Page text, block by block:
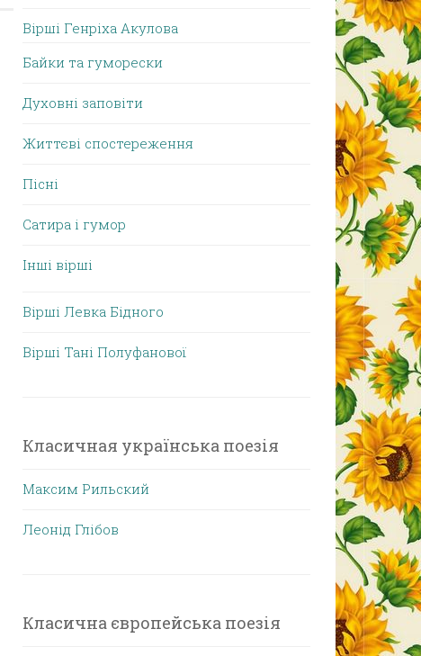
Вірші Генріха Акулова
Байки та гуморески
Духовні заповіти
Життєві спостереження
Пісні
Сатира і гумор
Інші вірші
Вірші Левка Бідного
Вірші Тані Полуфанової
Класичная українська поезія
Максим Рильский
Леонід Глібов
Класична європейська поезія